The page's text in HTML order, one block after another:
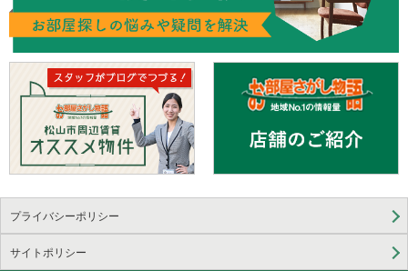
プライバシーポリシー
サイトポリシー